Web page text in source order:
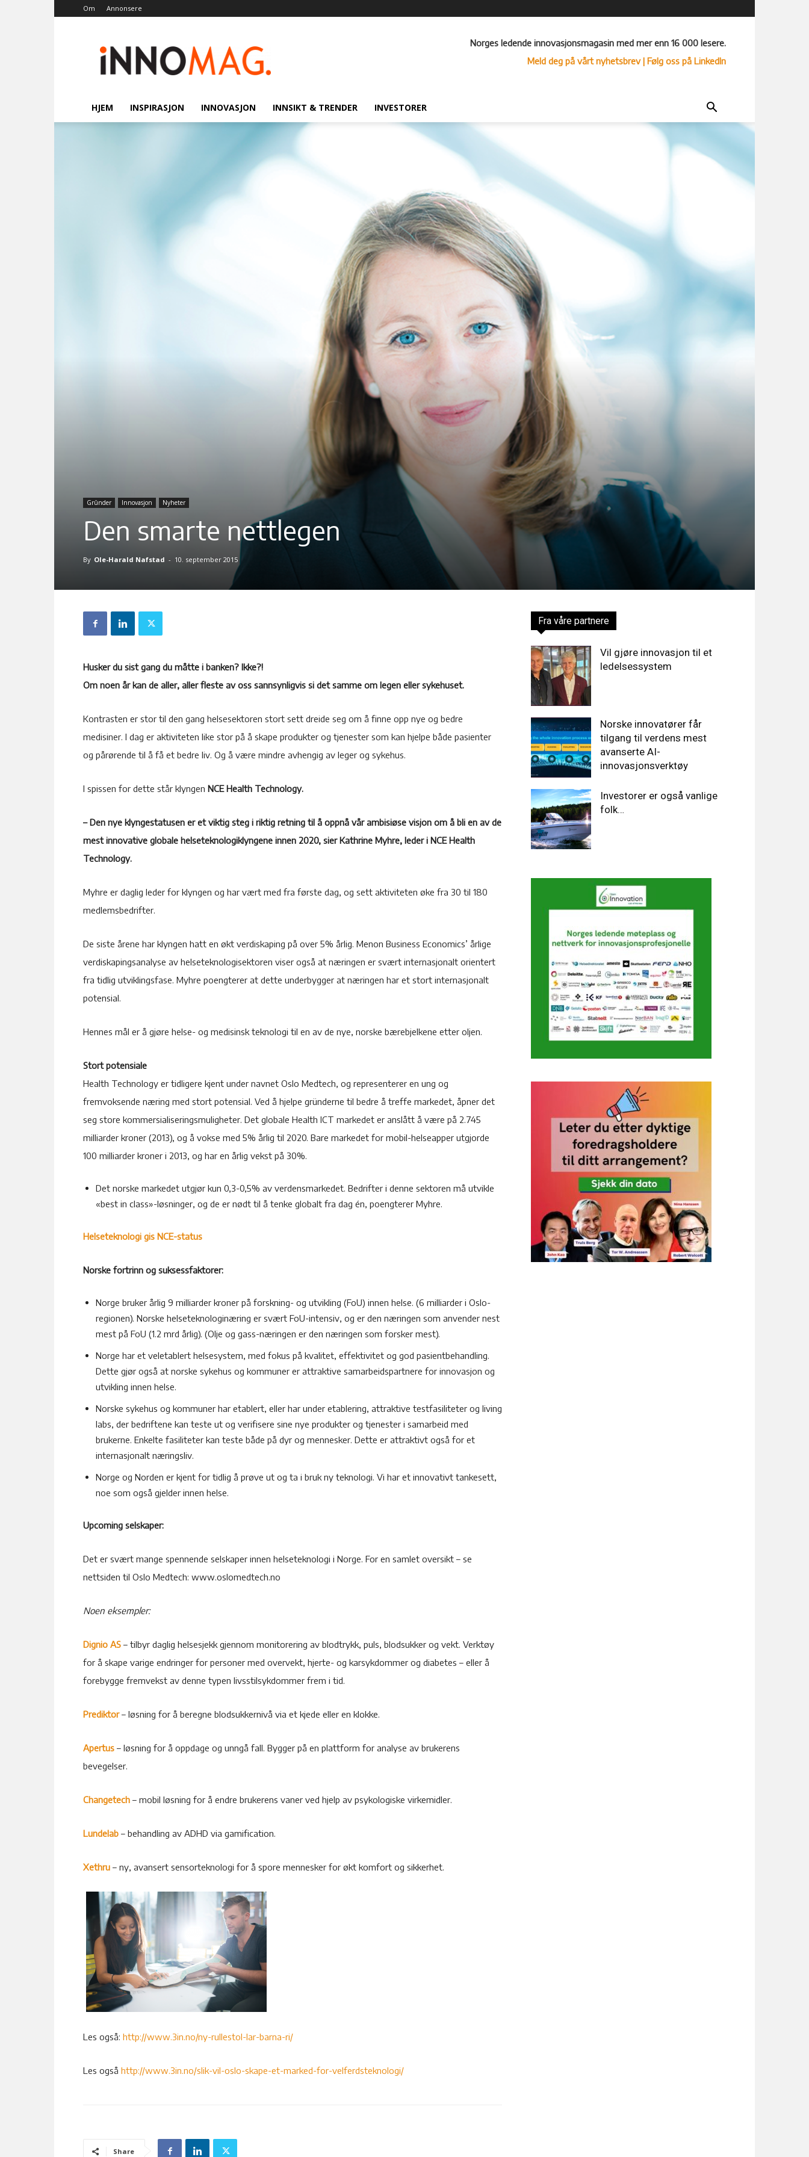
Om Annonsere
Norges ledende innovasjonsmagasin med mer enn 16 000 lesere.
Meld deg på vårt nyhetsbrev| Følg oss på LinkedIn
HJEM INSPIRASJON INNOVASJON INNSIKT & TRENDER INVESTORER
Grûnder Innovasjon Nyheter
Den smarte nettlegen
By Ole-Harald Nafstad - 10. september 2015
Husker du sist gang du måtte i banken? Ikke?!
Om noen år kan de aller, aller fleste av oss sannsynligvis si det samme om legen eller sykehuset.
Kontrasten er stor til den gang helsesektoren stort sett dreide seg om å finne opp nye og bedre
medisiner. I dag er aktiviteten like stor på å skape produkter og tjenester som kan hjelpe både pasienter
og pårørende til å få et bedre liv. Og å være mindre avhengig av leger og sykehus.
I spissen for dette står klyngen NCE Health Technology.
– Den nye klyngestatusen er et viktig steg i riktig retning til å oppnå vår ambisiøse visjon om å bli en av de
mest innovative globale helseteknologiklyngene innen 2020, sier Kathrine Myhre, leder i NCE Health
Technology.
Myhre er daglig leder for klyngen og har vært med fra første dag, og sett aktiviteten øke fra 30 til 180
medlemsbedrifter.
De siste årene har klyngen hatt en økt verdiskaping på over 5% årlig. Menon Business Economics’ årlige
verdiskapingsanalyse av helseteknologisektoren viser også at næringen er svært internasjonalt orientert
fra tidlig utviklingsfase. Myhre poengterer at dette underbygger at næringen har et stort internasjonalt
potensial.
Hennes mål er å gjøre helse- og medisinsk teknologi til en av de nye, norske bærebjelkene etter oljen.
Stort potensiale
Health Technology er tidligere kjent under navnet Oslo Medtech, og representerer en ung og
fremvoksende næring med stort potensial. Ved å hjelpe gründerne til bedre å treffe markedet, åpner det
seg store kommersialiseringsmuligheter. Det globale Health ICT markedet er anslått å være på 2.745
milliarder kroner (2013), og å vokse med 5% årlig til 2020. Bare markedet for mobil-helseapper utgjorde
100 milliarder kroner i 2013, og har en årlig vekst på 30%.
Det norske markedet utgjør kun 0,3-0,5% av verdensmarkedet. Bedrifter i denne sektoren må utvikle
«best in class»-løsninger, og de er nødt til å tenke globalt fra dag én, poengterer Myhre.
Helseteknologi gis NCE-status
Norske fortrinn og suksessfaktorer:
Norge bruker årlig 9 milliarder kroner på forskning- og utvikling (FoU) innen helse. (6 milliarder i Oslo-
regionen). Norske helseteknologinæring er svært FoU-intensiv, og er den næringen som anvender nest
mest på FoU (1.2 mrd årlig). (Olje og gass-næringen er den næringen som forsker mest).
Norge har et veletablert helsesystem, med fokus på kvalitet, effektivitet og god pasientbehandling.
Dette gjør også at norske sykehus og kommuner er attraktive samarbeidspartnere for innovasjon og
utvikling innen helse.
Norske sykehus og kommuner har etablert, eller har under etablering, attraktive testfasiliteter og living
labs, der bedriftene kan teste ut og verifisere sine nye produkter og tjenester i samarbeid med
brukerne. Enkelte fasiliteter kan teste både på dyr og mennesker. Dette er attraktivt også for et
internasjonalt næringsliv.
Norge og Norden er kjent for tidlig å prøve ut og ta i bruk ny teknologi. Vi har et innovativt tankesett,
noe som også gjelder innen helse.
Upcoming selskaper:
Det er svært mange spennende selskaper innen helseteknologi i Norge. For en samlet oversikt – se
nettsiden til Oslo Medtech: www.oslomedtech.no
Noen eksempler:
Dignio AS – tilbyr daglig helsesjekk gjennom monitorering av blodtrykk, puls, blodsukker og vekt. Verktøy
for å skape varige endringer for personer med overvekt, hjerte- og karsykdommer og diabetes – eller å
forebygge fremvekst av denne typen livsstilsykdommer frem i tid.
Prediktor– løsning for å beregne blodsukkernivå via et kjede eller en klokke.
Apertus – løsning for å oppdage og unngå fall. Bygger på en plattform for analyse av brukerens
bevegelser.
Changetech – mobil løsning for å endre brukerens vaner ved hjelp av psykologiske virkemidler.
Lundelab – behandling av ADHD via gamification.
Xethru – ny, avansert sensorteknologi for å spore mennesker for økt komfort og sikkerhet.
Les også: http://www.3in.no/ny-rullestol-lar-barna-ri/
Les også http://www.3in.no/slik-vil-oslo-skape-et-marked-for-velferdsteknologi/
Share
Fra våre partnere
Vil gjøre innovasjon til et
ledelsessystem
Norske innovatører får
tilgang til verdens mest
avanserte AI-
innovasjonsverktøy
Investorer er også vanlige
folk…